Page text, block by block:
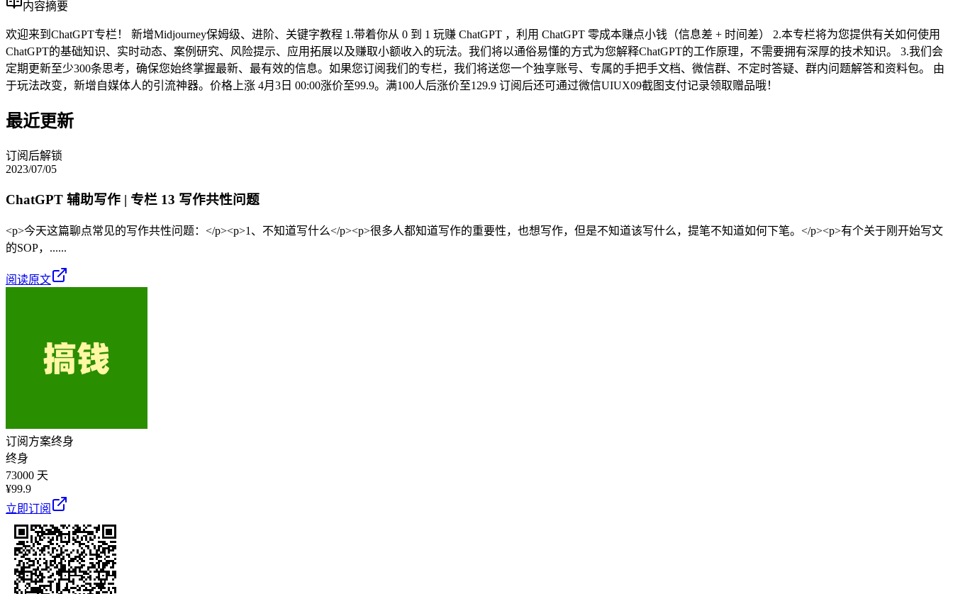
内容摘要
欢迎来到ChatGPT专栏！ 新增Midjourney保姆级、进阶、关键字教程 1.带着你从 0 到 1 玩赚 ChatGPT ，利用 ChatGPT 零成本赚点小钱（信息差 + 时间差） 2.本专栏将为您提供有关如何使用
ChatGPT的基础知识、实时动态、案例研究、风险提示、应用拓展以及赚取小额收入的玩法。我们将以通俗易懂的方式为您解释ChatGPT的工作原理，不需要拥有深厚的技术知识。 3.我们会
定期更新至少300条思考，确保您始终掌握最新、最有效的信息。如果您订阅我们的专栏，我们将送您一个独享账号、专属的手把手文档、微信群、不定时答疑、群内问题解答和资料包。 由
于玩法改变，新增自媒体人的引流神器。价格上涨 4月3日 00:00涨价至99.9。满100人后涨价至129.9 订阅后还可通过微信UIUX09截图支付记录领取赠品哦！
最近更新
订阅后解锁
2023/07/05
ChatGPT 辅助写作 | 专栏 13 写作共性问题
<p>今天这篇聊点常见的写作共性问题：</p><p>1、不知道写什么</p><p>很多人都知道写作的重要性，也想写作，但是不知道该写什么，提笔不知道如何下笔。</p><p>有个关于刚开始写文
的SOP，......
阅读原文
订阅方案终身
终身
73000 天
¥99.9
立即订阅